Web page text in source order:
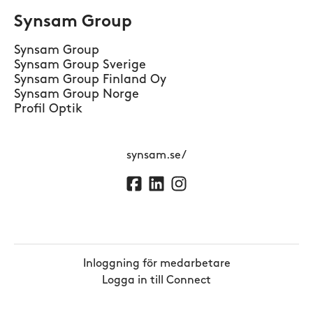
Synsam Group
Synsam Group
Synsam Group Sverige
Synsam Group Finland Oy
Synsam Group Norge
Profil Optik
synsam.se/
Inloggning för medarbetare
Logga in till Connect